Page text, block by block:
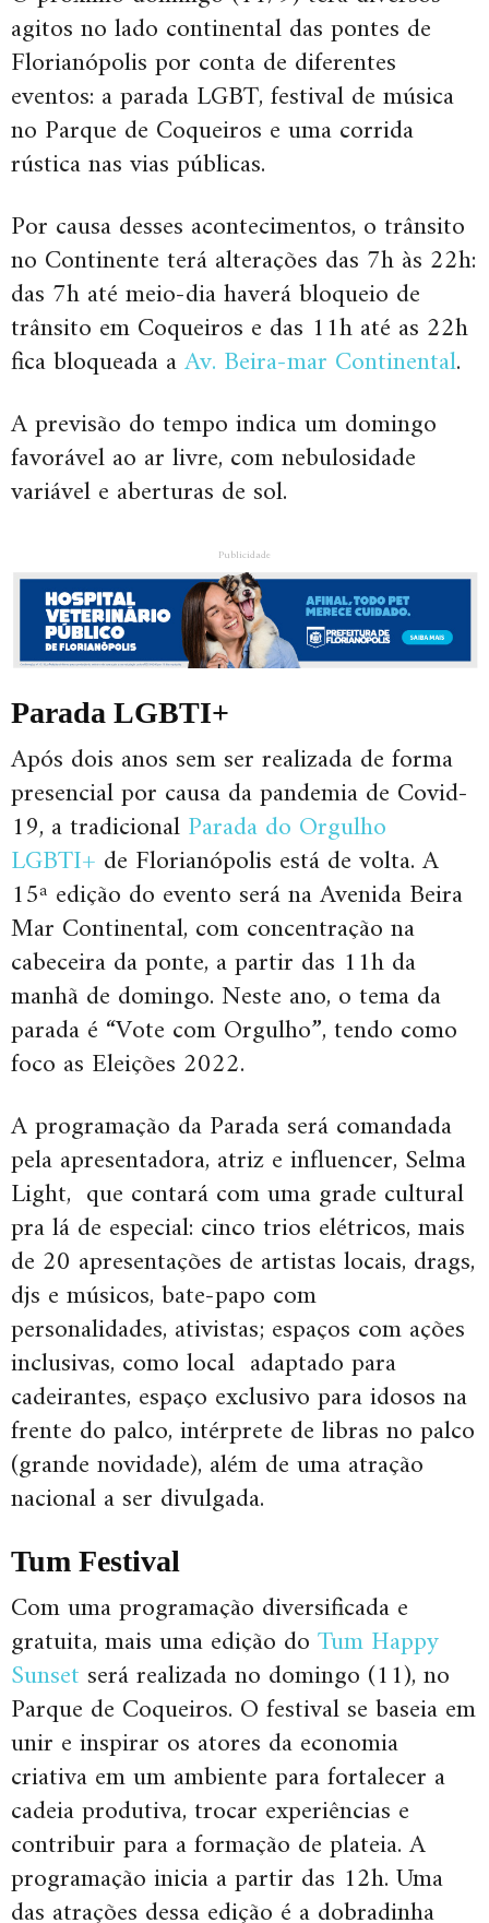
agitos no lado continental das pontes de
Florianópolis por conta de diferentes
eventos: a parada LGBT, festival de música
no Parque de Coqueiros e uma corrida
rústica nas vias públicas.
Por causa desses acontecimentos, o trânsito
no Continente terá alterações das 7h às 22h:
das 7h até meio-dia haverá bloqueio de
trânsito em Coqueiros e das 11h até as 22h
fica bloqueada aAv. Beira-mar Continental.
A previsão do tempo indica um domingo
favorável ao ar livre, com nebulosidade
variável e aberturas de sol.
Publicidade
Parada LGBTI+
Após dois anos sem ser realizada de forma
presencial por causa da pandemia de Covid-
19, a tradicionalParada do Orgulho
LGBTI+ de Florianópolis está de volta. A
15ª edição do evento será na Avenida Beira
Mar Continental, com concentração na
cabeceira da ponte, a partir das 11h da
manhã de domingo. Neste ano, o tema da
parada é “Vote com Orgulho”, tendo como
foco as Eleições 2022.
A programação da Parada será comandada
pela apresentadora, atriz e influencer, Selma
Light, que contará com uma grade cultural
pra lá de especial: cinco trios elétricos, mais
de 20 apresentações de artistas locais, drags,
djs e músicos, bate-papo com
personalidades, ativistas; espaços com ações
inclusivas, como local adaptado para
cadeirantes, espaço exclusivo para idosos na
frente do palco, intérprete de libras no palco
(grande novidade), além de uma atração
nacional a ser divulgada.
Tum Festival
Com uma programação diversificada e
gratuita, mais uma edição doTum Happy
Sunsetserá realizada no domingo (11), no
Parque de Coqueiros. O festival se baseia em
unir e inspirar os atores da economia
criativa em um ambiente para fortalecer a
cadeia produtiva, trocar experiências e
contribuir para a formação de plateia. A
programação inicia a partir das 12h. Uma
das atrações dessa edição é a dobradinha